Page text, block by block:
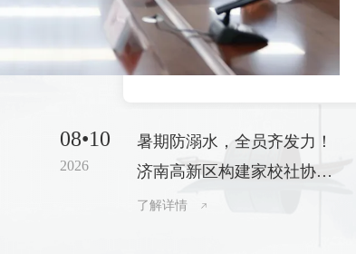
08•10
2026
暑期防溺水，全员齐发力！
济南高新区构建家校社协同
防溺水安全屏障
了解详情